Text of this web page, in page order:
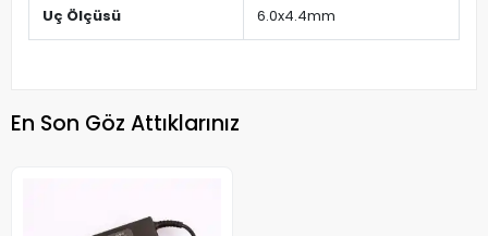
Uç Ölçüsü 6.0x4.4mm
En Son Göz Attıklarınız